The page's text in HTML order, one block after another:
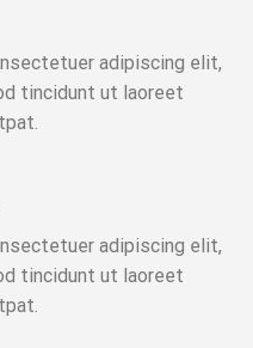
adipiscing elit,
tincidunt ut laoreet
adipiscing elit,
tincidunt ut laoreet